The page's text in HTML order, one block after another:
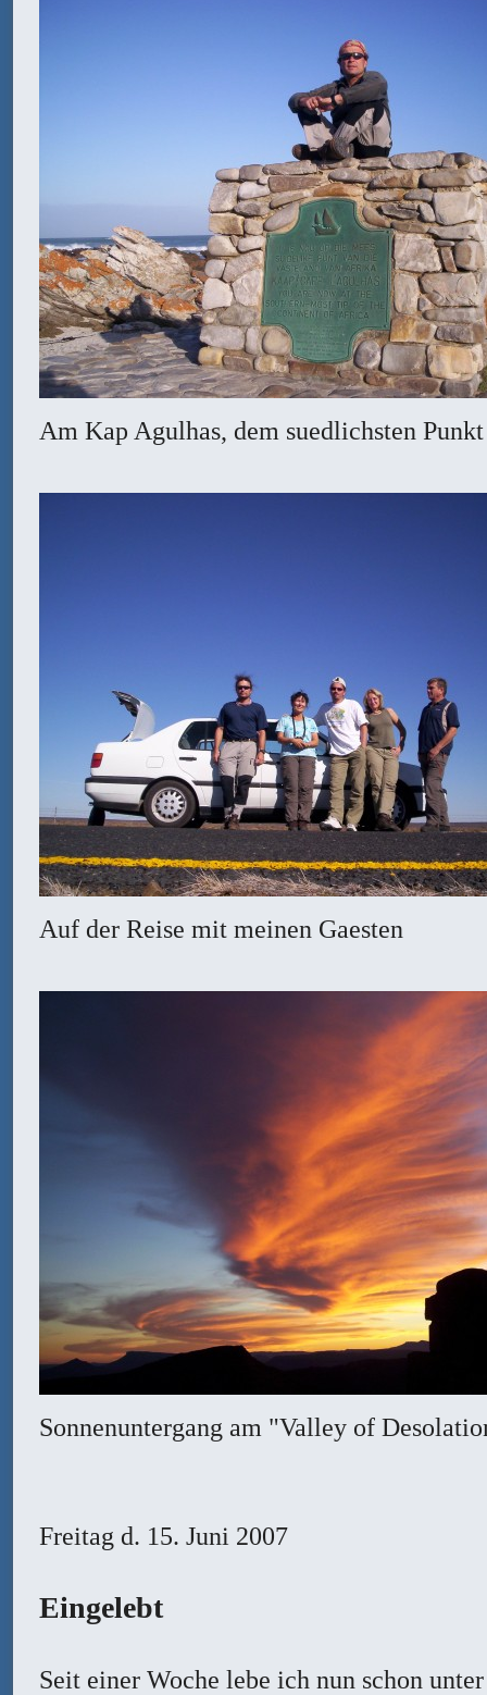
Am Kap Agulhas, dem suedlichsten
Auf der Reise mit meinen Gaesten
Sonnenuntergang am "Valley of
Freitag d. 15. Juni 2007
Eingelebt
Seit einer Woche lebe ich nun schon